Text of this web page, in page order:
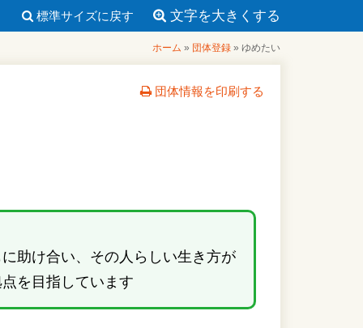
標準サイズに戻す 文字を大きくする
ホーム » 団体登録 » ゆめたい
団体情報を印刷する
助け合い、その人らしい生き方が
を目指しています